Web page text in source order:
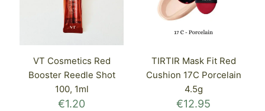
VT Cosmetics Red
Booster Reedle Shot
100, 1ml
€1.20
TIRTIR Mask Fit Red
Cushion 17C Porcelain
4.5g
€12.95